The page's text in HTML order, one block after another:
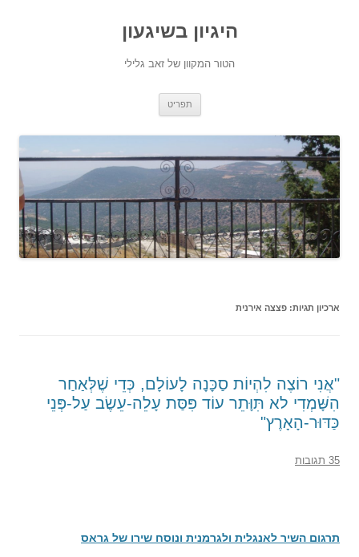
היגיון בשיגעון
הטור המקוון של זאב גלילי
תפריט
ארכיון תגיות: פצצה אירנית
"אֲנִי רוֹצֶה לִהְיוֹת סַכָּנָה לָעוֹלָם, כְּדֵי שֶׁלְּאַחַר
הִשָּׁמְדִי לא תִּוָּתֵר עוֹד פִּסַּת עָלֵה-עֵשֶׂב עַל-פְּנֵי
כַּדּוּר-הָאָרֶץ"
35 תגובות
תרגום השיר לאנגלית ולגרמנית ונוסח שירו של גראס